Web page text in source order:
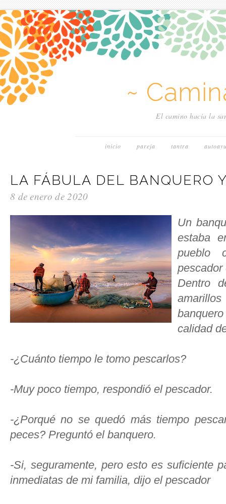
~
El camino hacia la
inicio pareja tantra
LA FÁBULA DEL BANQUERO
8 de enero de 2020
Un
estaba
pueblo
pescador
Dentro
calidad
-¿Cuánto tiempo le tomo pescarlos?
-Muy poco tiempo, respondió el pescador.
-¿Porqué no se quedó más tiempo
peces? Preguntó el banquero.
-Si, seguramente, pero esto es suficiente
inmediatas de mi familia, dijo el pescador